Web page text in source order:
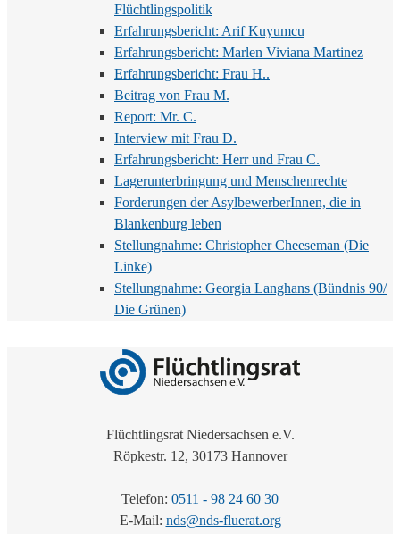
Flüchtlingspolitik
Erfahrungsbericht: Arif Kuyumcu
Erfahrungsbericht: Marlen Viviana Martinez
Erfahrungsbericht: Frau H..
Beitrag von Frau M.
Report: Mr. C.
Interview mit Frau D.
Erfahrungsbericht: Herr und Frau C.
Lagerunterbringung und Menschenrechte
Forderungen der AsylbewerberInnen, die in
Blankenburg leben
Stellungnahme: Christopher Cheeseman (Die
Linke)
Stellungnahme: Georgia Langhans (Bündnis 90/
Die Grünen)
Flüchtlingsrat Niedersachsen e.V.
Röpkestr. 12, 30173 Hannover
Telefon: 0511 - 98 24 60 30
E-Mail: nds@nds-fluerat.org